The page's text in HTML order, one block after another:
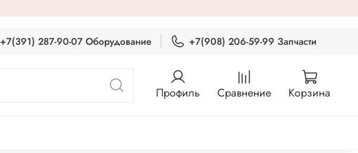
+7(391) 287-90-07 Оборудование +7(908) 206-59-99 Запчасти
Профиль Сравнение Корзина